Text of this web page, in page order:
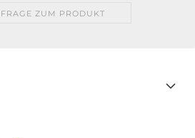
FRAGE ZUM PRODUKT